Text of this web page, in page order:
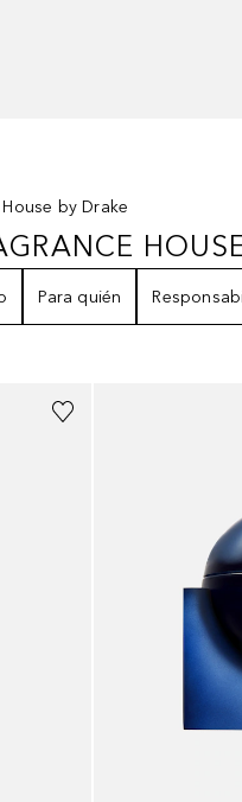
by Drake
Para quién